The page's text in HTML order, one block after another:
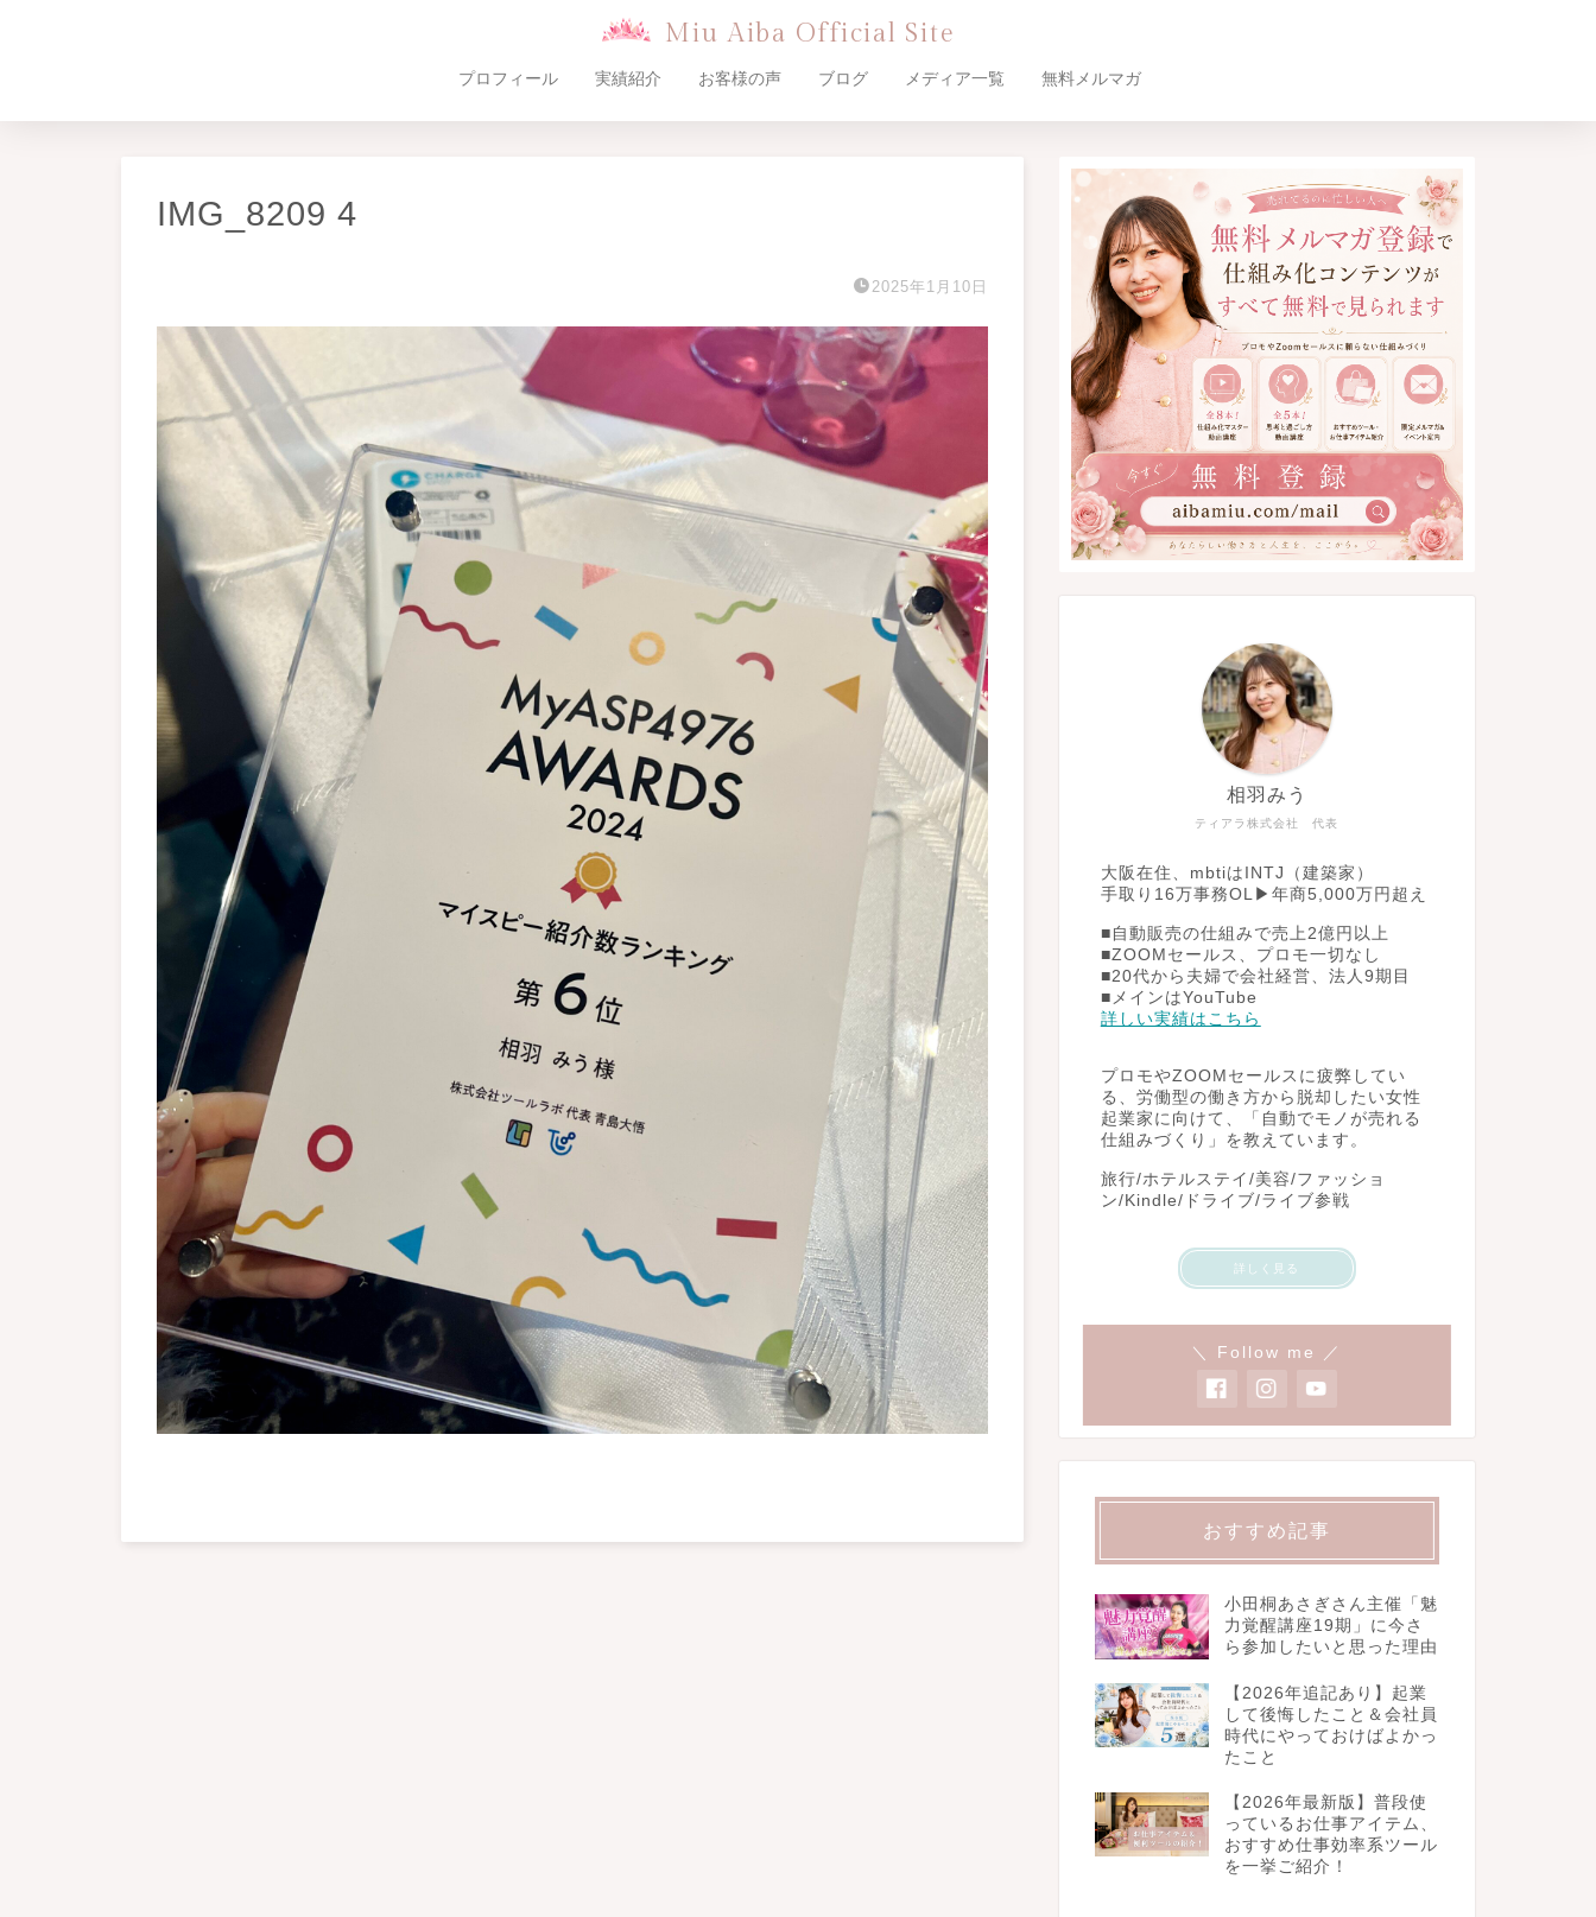
Miu Aiba Official Site
プロフィール 実績紹介 お客様の声 ブログ メディア一覧 無料メルマガ
IMG_8209 4
2025年1月10日
ティアラ株式会社 代表
相羽みう
大阪在住、mbtiはINTJ（建築家）
手取り16万事務OL▶︎年商5,000万円超え
■自動販売の仕組みで売上2億円以上
■ZOOMセールス、プロモ一切なし
■20代から夫婦で会社経営、法人9期目
■メインはYouTube
詳しい実績はこちら
プロモやZOOMセールスに疲弊してい
る、労働型の働き方から脱却したい女性
起業家に向けて、「自動でモノが売れる
仕組みづくり」を教えています。
旅行/ホテルステイ/美容/ファッショ
ン/Kindle/ドライブ/ライブ参戦
詳しく見る
＼ Follow me ／
おすすめ記事
小田桐あさぎさん主催「魅
力覚醒講座19期」に今さ
ら参加したいと思った理由
【2026年追記あり】起業
して後悔したこと＆会社員
時代にやっておけばよかっ
たこと
【2026年最新版】普段使
っているお仕事アイテム、
おすすめ仕事効率系ツール
を一挙ご紹介！